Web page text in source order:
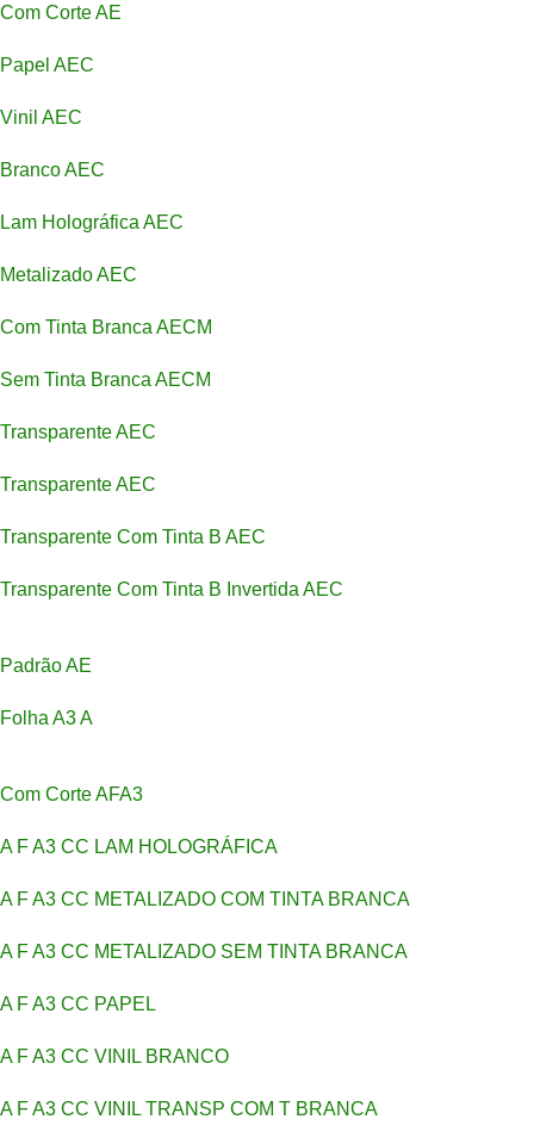
Com Corte AE
Papel AEC
Vinil AEC
Branco AEC
Lam Holográfica AEC
Metalizado AEC
Com Tinta Branca AECM
Sem Tinta Branca AECM
Transparente AEC
Transparente AEC
Transparente Com Tinta B AEC
Transparente Com Tinta B Invertida AEC
Padrão AE
Folha A3 A
Com Corte AFA3
A F A3 CC LAM HOLOGRÁFICA
A F A3 CC METALIZADO COM TINTA BRANCA
A F A3 CC METALIZADO SEM TINTA BRANCA
A F A3 CC PAPEL
A F A3 CC VINIL BRANCO
A F A3 CC VINIL TRANSP COM T BRANCA